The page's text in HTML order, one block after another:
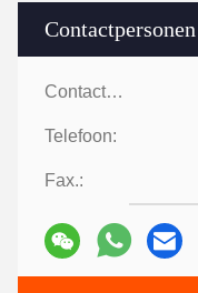
Contactpersonen
Contactpersonen:
Telefoon:
Fax.: